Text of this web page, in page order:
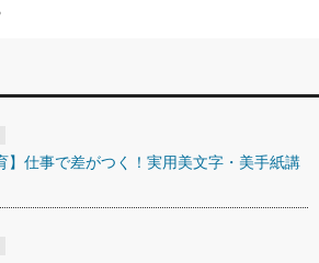
】仕事で差がつく！実用美文字・美手紙講